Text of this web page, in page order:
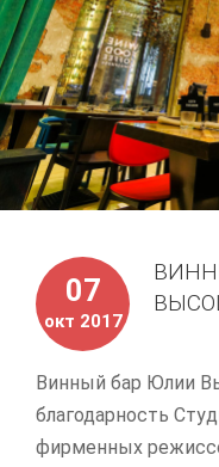
07
окт 2017
Винный бар Юлии
благодарность
фирменных